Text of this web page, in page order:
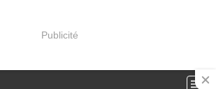
Publicité